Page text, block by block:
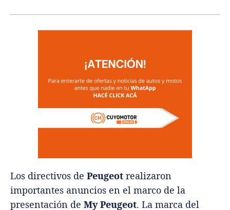
Los directivos de Peugeot realizaron
importantes anuncios en el marco de la
presentación de My Peugeot. La marca del